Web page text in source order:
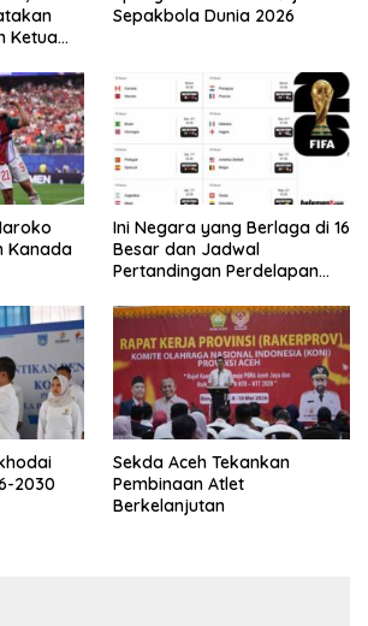
Ketua
Sepakbola Dunia 2026
Kanada
Ini Negara yang Berlaga di 16
Besar dan Jadwal
Pertandingan Perdelapan
2030
Sekda Aceh Tekankan
Pembinaan Atlet
Berkelanjutan